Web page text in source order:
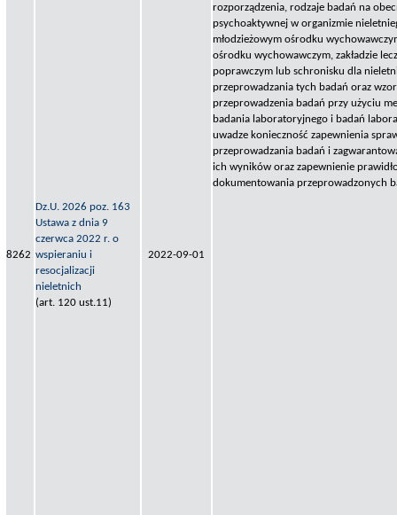
8262
Dz.U. 2026 poz. 163
Ustawa z dnia 9
czerwca 2022 r. o
wspieraniu i
resocjalizacji
nieletnich
(art. 120 ust.11)
2022-09-01
rozporządzenia, rodzaje badań na
psychoaktywnej w organizmie
młodzieżowym ośrodku
ośrodku wychowawczym, zakładzie
poprawczym lub schronisku dla
przeprowadzania tych badań oraz
przeprowadzenia badań przy użyciu
badania laboratoryjnego i badań
uwadze konieczność zapewnienia
przeprowadzania badań i
ich wyników oraz zapewnienie
dokumentowania przeprowadzonych